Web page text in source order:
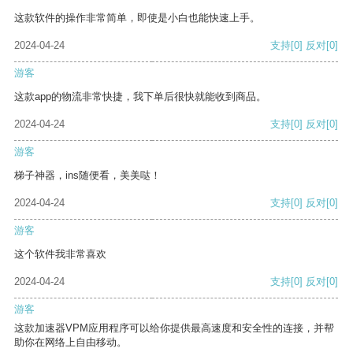
这款软件的操作非常简单，即使是小白也能快速上手。
2024-04-24 支持[0] 反对[0]
游客
这款app的物流非常快捷，我下单后很快就能收到商品。
2024-04-24 支持[0] 反对[0]
游客
梯子神器，ins随便看，美美哒！
2024-04-24 支持[0] 反对[0]
游客
这个软件我非常喜欢
2024-04-24 支持[0] 反对[0]
游客
这款加速器VPM应用程序可以给你提供最高速度和安全性的连接，并帮
助你在网络上自由移动。